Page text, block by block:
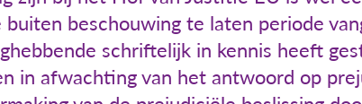
buiten beschouwing te laten periode
schriftelijk in kennis heeft
in afwachting van het antwoord op